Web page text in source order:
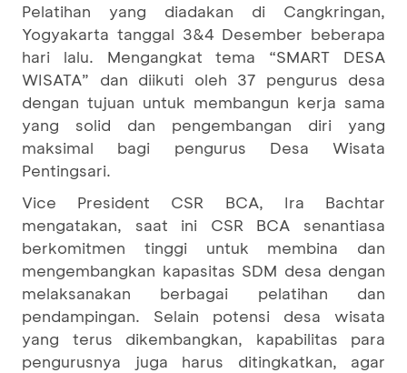
Pelatihan yang diadakan di Cangkringan,
Yogyakarta tanggal 3&4 Desember beberapa
hari lalu. Mengangkat tema “SMART DESA
WISATA” dan diikuti oleh 37 pengurus desa
dengan tujuan untuk membangun kerja sama
yang solid dan pengembangan diri yang
maksimal bagi pengurus Desa Wisata
Pentingsari.
Vice President CSR BCA, Ira Bachtar
mengatakan, saat ini CSR BCA senantiasa
berkomitmen tinggi untuk membina dan
mengembangkan kapasitas SDM desa dengan
melaksanakan berbagai pelatihan dan
pendampingan. Selain potensi desa wisata
yang terus dikembangkan, kapabilitas para
pengurusnya juga harus ditingkatkan, agar